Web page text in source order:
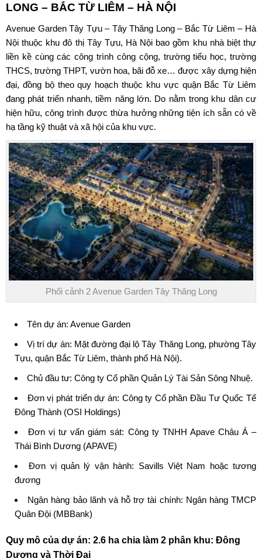
LONG – BẮC TỪ LIÊM – HÀ NỘI
Avenue Garden Tây Tựu – Tây Thăng Long – Bắc Từ Liêm – Hà
Nội thuộc khu đô thị Tây Tựu, Hà Nội bao gồm khu nhà biệt thự
liền kề cùng các công trình công cộng, trường tiểu học, trường
THCS, trường THPT, vườn hoa, bãi đỗ xe… được xây dựng hiện
đại, đồng bộ theo quy hoạch thuộc khu vực quận Bắc Từ Liêm
đang phát triển nhanh, tiềm năng lớn. Do nằm trong khu dân cư
hiện hữu, công trình được thừa hưởng những tiện ích sẵn có về
hạ tầng kỹ thuật và xã hội của khu vực.
Phối cảnh 2 Avenue Garden Tây Thăng Long
Tên dự án: Avenue Garden
Vị trí dự án: Mặt đường đại lộ Tây Thăng Long, phường Tây
Tựu, quận Bắc Từ Liêm, thành phố Hà Nội).
Chủ đầu tư: Công ty Cổ phần Quản Lý Tài Sản Sông Nhuệ.
Đơn vị phát triển dự án: Công ty Cổ phần Đầu Tư Quốc Tế
Đông Thành (OSI Holdings)
Đơn vị tư vấn giám sát: Công ty TNHH Apave Châu Á –
Thái Bình Dương (APAVE)
Đơn vị quản lý vận hành: Savills Việt Nam hoặc tương
đương
Ngân hàng bảo lãnh và hỗ trợ tài chính: Ngân hàng TMCP
Quân Đội (MBBank)
Quy mô của dự án: 2.6 ha chia làm 2 phân khu: Đông
Dương và Thời Đại